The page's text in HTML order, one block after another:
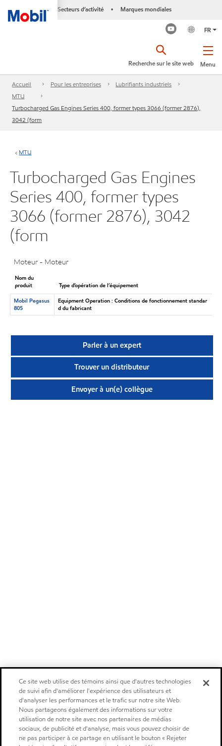
Secteurs d’activité • Marques mondiales
FR
Menu
Recherche sur le site web
Accueil Pour les entreprises
Lubrifiants industriels
MTU
Turbocharged Gas Engines Series 400, former types 3066 (former 2876),
3042 (form
MTU
Turbocharged Gas Engines
Series 400, former types
3066 (former 2876), 3042
(form
Moteur - Moteur
Nom du
produit
Type d’opération de l’équipement
Mobil Pegasus
805
Equipment Operation : Conditions de fonctionnement standar
d du fabricant
Parler à un expert
Trouver un distributeur
Envoyer à un(e) collègue
Ce site web utilise des témoins ainsi que d'autres technologies
de suivi afin d'améliorer l'expérience des utilisateurs et
d'analyser les performances et le trafic sur notre site Web.
Nous partageons également des informations sur votre
utilisation de notre site avec nos partenaires de médias
sociaux, de publicité et d'analyse, mais vous pouvez choisir de
ne pas participer à ce partage en utilisant le bouton « Rejeter